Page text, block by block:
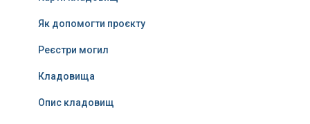
Як допомогти проєкту
Реєстри могил
Кладовища
Опис кладовищ